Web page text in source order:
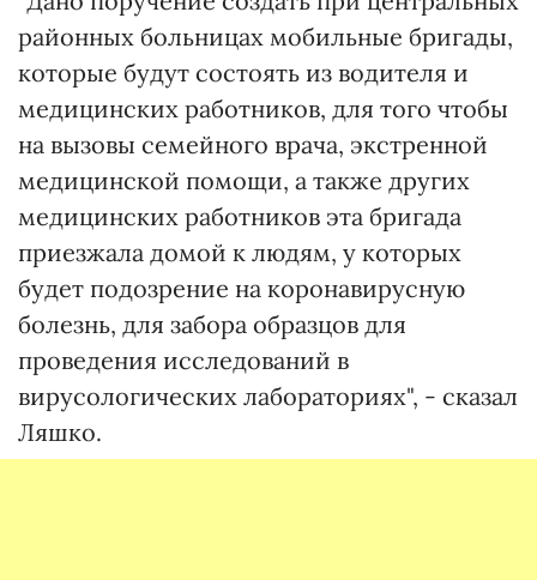
районных больницах мобильные бригады,
которые будут состоять из водителя и
медицинских работников, для того чтобы
на вызовы семейного врача, экстренной
медицинской помощи, а также других
медицинских работников эта бригада
приезжала домой к людям, у которых
будет подозрение на коронавирусную
болезнь, для забора образцов для
проведения исследований в
вирусологических лабораториях", - сказал
Ляшко.